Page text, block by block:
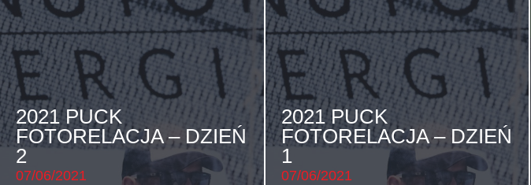
2021 PUCK
FOTORELACJA – DZIEŃ
2
07/06/2021
2021 PUCK
FOTORELACJA – DZIEŃ
1
07/06/2021